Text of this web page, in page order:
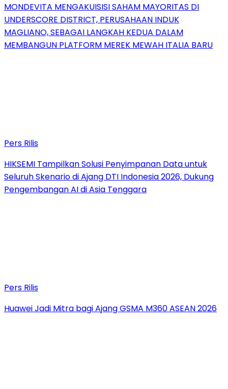
MONDEVITA MENGAKUISISI SAHAM MAYORITAS DI
UNDERSCORE DISTRICT, PERUSAHAAN INDUK
MAGLIANO, SEBAGAI LANGKAH KEDUA DALAM
MEMBANGUN PLATFORM MEREK MEWAH ITALIA BARU
Pers Rilis
HIKSEMI Tampilkan Solusi Penyimpanan Data untuk
Seluruh Skenario di Ajang DTI Indonesia 2026, Dukung
Pengembangan AI di Asia Tenggara
Pers Rilis
Huawei Jadi Mitra bagi Ajang GSMA M360 ASEAN 2026